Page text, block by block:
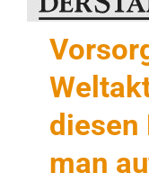
man